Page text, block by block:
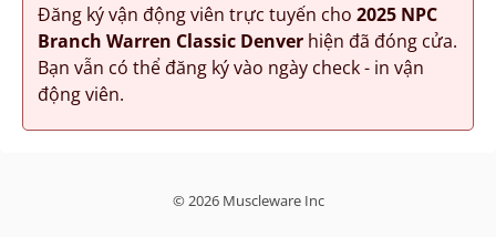
Đăng ký vận động viên trực tuyến cho 2025 NPC
Branch Warren Classic Denverhiện đã đóng cửa.
Bạn vẫn có thể đăng ký vào ngày check - in vận
động viên.
© 2026 Muscleware Inc